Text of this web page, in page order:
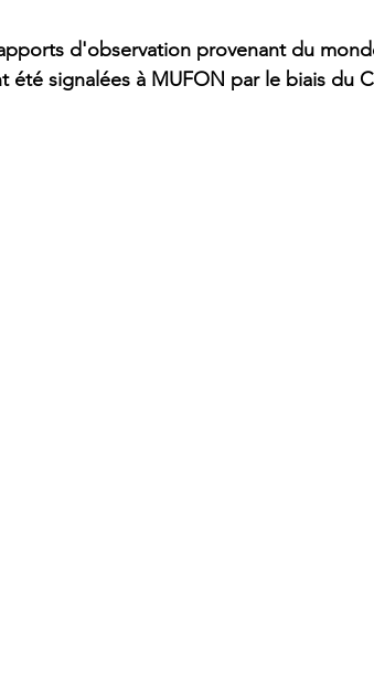
d'observation provenant du
été signalées à MUFON par le biais du